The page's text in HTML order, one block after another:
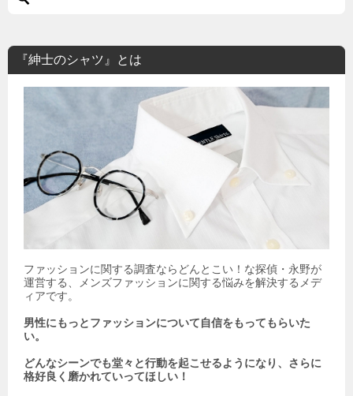
『紳士のシャツ』とは
ファッションに関する調査ならどんとこい！な探偵・永野が
運営する、メンズファッションに関する悩みを解決するメデ
ィアです。
男性にもっとファッションについて自信をもってもらいた
い。
どんなシーンでも堂々と行動を起こせるようになり、さらに
格好良く磨かれていってほしい！